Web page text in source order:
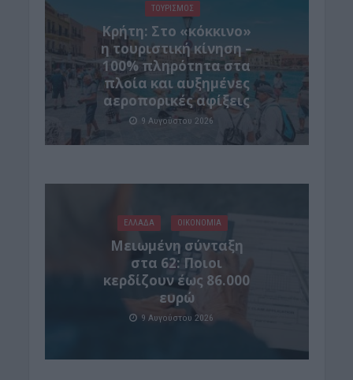
ΤΟΥΡΙΣΜΟΣ
Κρήτη: Στο «κόκκινο»
η τουριστική κίνηση –
100% πληρότητα στα
πλοία και αυξημένες
αεροπορικές αφίξεις
9 Αυγούστου 2026
ΕΛΛΑΔΑ ΟΙΚΟΝΟΜΙΑ
Μειωμένη σύνταξη
στα 62: Ποιοι
κερδίζουν έως 86.000
ευρώ
9 Αυγούστου 2026